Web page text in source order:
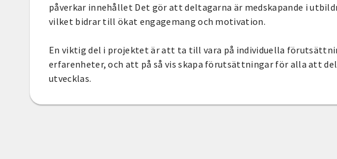
påverkar innehållet Det gör att deltagarna är medskapande i
vilket bidrar till ökat engagemang och motivation.
En viktig del i projektet är att ta till vara på individuella
erfarenheter, och att på så vis skapa förutsättningar för alla att
utvecklas.